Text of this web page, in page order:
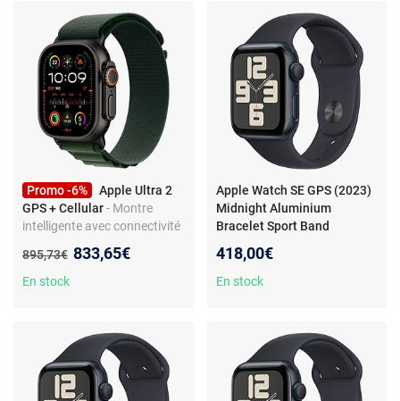
Promo -6%
Apple Ultra 2
GPS + Cellular- Montre
intelligente avec connectivité
l'eau - Écran tactile couleur
Ancien prix :
895,73€ Nouveau prix :
833,65€
En stock
Apple Watch SE GPS (2023)
Midnight Aluminium
Bracelet Sport Band
Montre connectée -
Aluminium - Étanche - GPS -
Bluetooth 5.3 - watchOS 10 -
Bracelet 40 mm
418,00€
En stock